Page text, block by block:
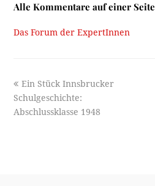
Alle Kommentare auf einer Seite
Das Forum der ExpertInnen
previous
post:
Ein Stück Innsbrucker
Schulgeschichte:
Abschlussklasse 1948